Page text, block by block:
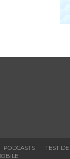
PODCASTS TEST